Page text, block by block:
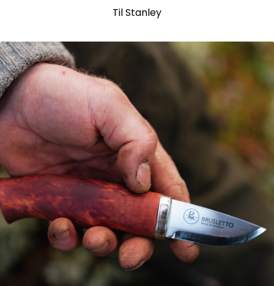
Til Stanley